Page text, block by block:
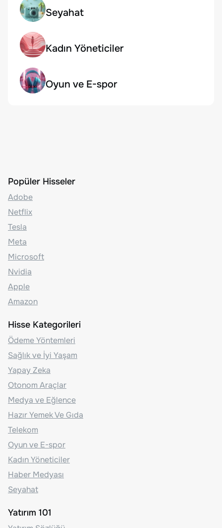
Seyahat
Kadın Yöneticiler
Oyun ve E-spor
Popüler Hisseler
Adobe
Netflix
Tesla
Meta
Microsoft
Nvidia
Apple
Amazon
Hisse Kategorileri
Ödeme Yöntemleri
Sağlık ve İyi Yaşam
Yapay Zeka
Otonom Araçlar
Medya ve Eğlence
Hazır Yemek Ve Gıda
Telekom
Oyun ve E-spor
Kadın Yöneticiler
Haber Medyası
Seyahat
Yatırım 101